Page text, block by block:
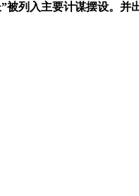
列入主要计谋摆设。并